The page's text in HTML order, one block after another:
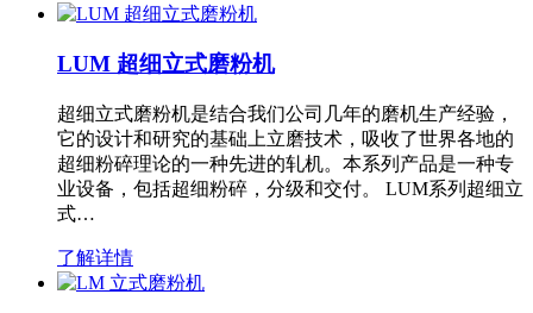
LUM 超细立式磨粉机
超细立式磨粉机是结合我们公司几年的磨机生产经验，
它的设计和研究的基础上立磨技术，吸收了世界各地的
超细粉碎理论的一种先进的轧机。本系列产品是一种专
业设备，包括超细粉碎，分级和交付。 LUM系列超细立
式…
了解详情